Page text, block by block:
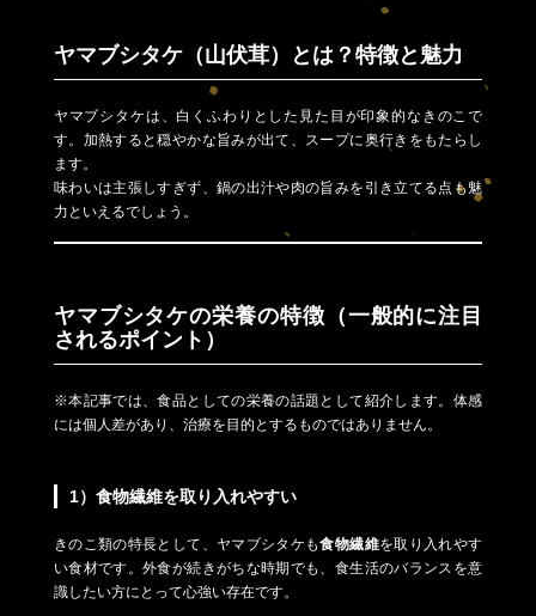
ヤマブシタケ（山伏茸）とは？特徴と魅力
ヤマブシタケは、白くふわりとした見た目が印象的なきのこで
す。加熱すると穏やかな旨みが出て、スープに奥行きをもたらし
ます。
味わいは主張しすぎず、鍋の出汁や肉の旨みを引き立てる点も魅
力といえるでしょう。
ヤマブシタケの栄養の特徴（一般的に注目
されるポイント）
※本記事では、食品としての栄養の話題として紹介します。体感
には個人差があり、治療を目的とするものではありません。
1）食物繊維を取り入れやすい
きのこ類の特長として、ヤマブシタケも食物繊維を取り入れやす
い食材です。外食が続きがちな時期でも、食生活のバランスを意
識したい方にとって心強い存在です。